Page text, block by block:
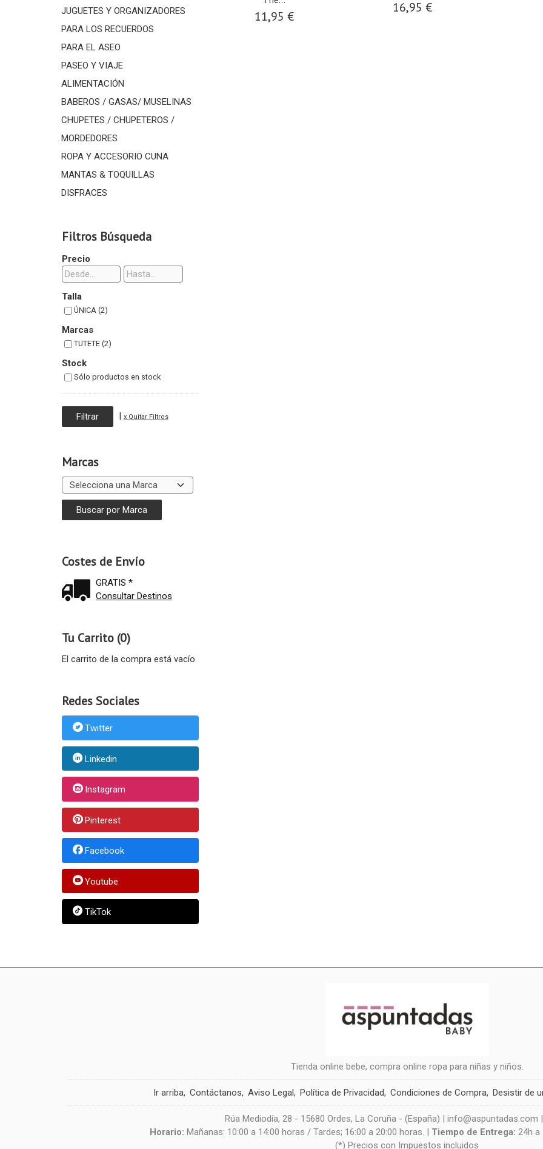
JUGUETES Y ORGANIZADORES
PARA LOS RECUERDOS
PARA EL ASEO
PASEO Y VIAJE
ALIMENTACIÓN
BABEROS / GASAS/ MUSELINAS
CHUPETES / CHUPETEROS /
MORDEDORES
ROPA Y ACCESORIO CUNA
MANTAS & TOQUILLAS
DISFRACES
Filtros Búsqueda
Precio
Talla
ÚNICA (2)
Marcas
TUTETE (2)
Stock
Sólo productos en stock
| x Quitar Filtros
Marcas
Costes de Envío
GRATIS *
Consultar Destinos
Tu Carrito (0)
El carrito de la compra está vacío
Redes Sociales
Twitter
Linkedin
Instagram
Pinterest
Facebook
Youtube
TikTok
11,95 €
16,95 €
Tienda online bebe, compra online ropa para niñas y niños.
Ir arriba Contáctanos Aviso Legal Política de Privacidad Condiciones de Compra Desistir de
Rúa Mediodía, 28 - 15680 Ordes, La Coruña - (España) | info@aspuntadas.com
Horario: Mañanas: 10:00 a 14:00 horas / Tardes; 16:00 a 20:00 horas. | Tiempo de Entrega: 24h a
(*) Precios con Impuestos incluidos